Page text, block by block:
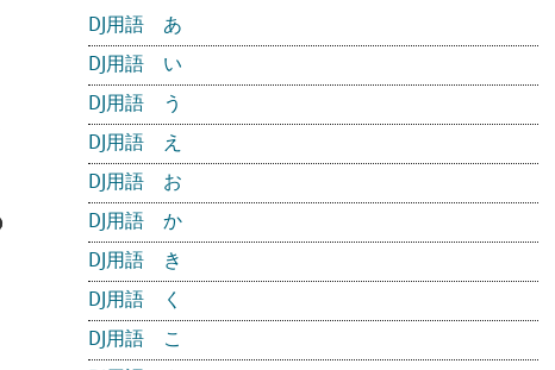
DJ用語 あ
DJ用語 い
DJ用語 う
DJ用語 え
DJ用語 お
DJ用語 か
DJ用語 き
DJ用語 く
DJ用語 こ